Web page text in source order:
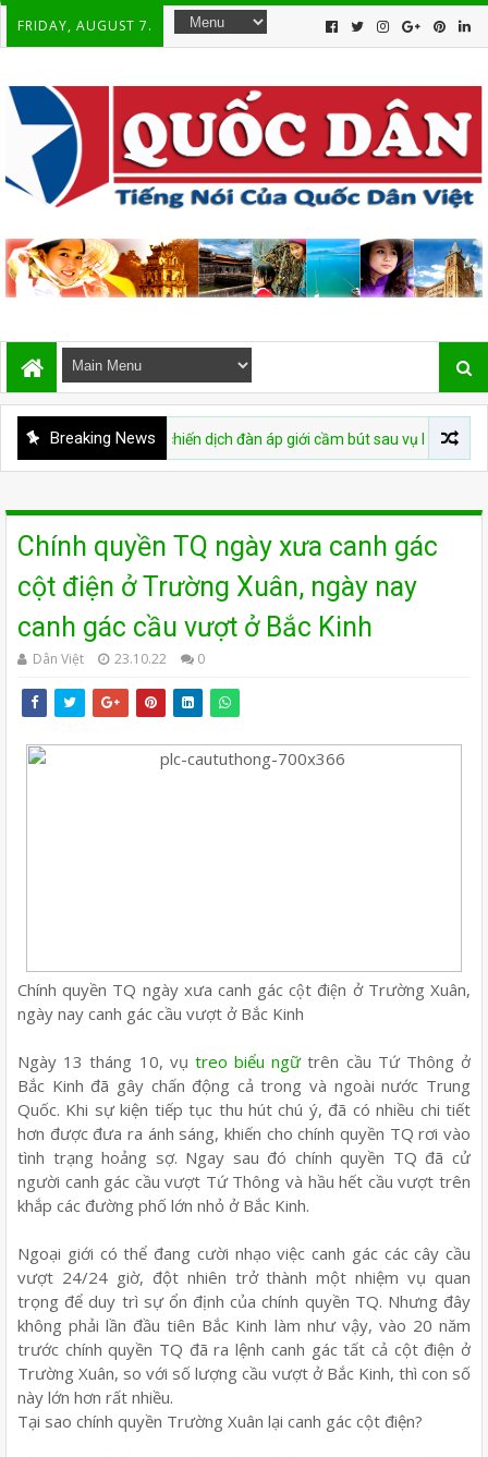
FRIDAY, AUGUST 7.
Breaking News
buộc tái diễn chiến dịch đàn áp giới cầm bút sau vụ bắt giữ tác giả
Chính quyền TQ ngày xưa canh gác
cột điện ở Trường Xuân, ngày nay
canh gác cầu vượt ở Bắc Kinh
Dân Việt 23.10.22 0
Chính quyền TQ ngày xưa canh gác cột điện ở Trường Xuân,
ngày nay canh gác cầu vượt ở Bắc Kinh
Ngày 13 tháng 10, vụ treo biểu ngữtrên cầu Tứ Thông ở
Bắc Kinh đã gây chấn động cả trong và ngoài nước Trung
Quốc. Khi sự kiện tiếp tục thu hút chú ý, đã có nhiều chi tiết
hơn được đưa ra ánh sáng, khiến cho chính quyền TQ rơi vào
tình trạng hoảng sợ. Ngay sau đó chính quyền TQ đã cử
người canh gác cầu vượt Tứ Thông và hầu hết cầu vượt trên
khắp các đường phố lớn nhỏ ở Bắc Kinh.
Ngoại giới có thể đang cười nhạo việc canh gác các cây cầu
vượt 24/24 giờ, đột nhiên trở thành một nhiệm vụ quan
trọng để duy trì sự ổn định của chính quyền TQ. Nhưng đây
không phải lần đầu tiên Bắc Kinh làm như vậy, vào 20 năm
trước chính quyền TQ đã ra lệnh canh gác tất cả cột điện ở
Trường Xuân, so với số lượng cầu vượt ở Bắc Kinh, thì con số
này lớn hơn rất nhiều.
Tại sao chính quyền Trường Xuân lại canh gác cột điện?